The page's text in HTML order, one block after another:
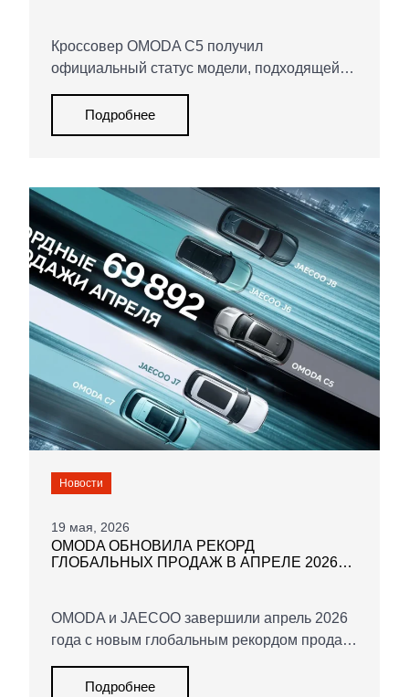
Кроссовер OMODA C5 получил
официальный статус модели, подходящей
адаптирован к интенсивной городской
эксплуатации, а покупка через MAJOR
Подробнее
Новости
19 мая, 2026
OMODA ОБНОВИЛА РЕКОРД
ГЛОБАЛЬНЫХ ПРОДАЖ В АПРЕЛЕ 2026
OMODA и JAECOO завершили апрель 2026
года с новым глобальным рекордом продаж.
кроссовер OMODA C5, а дополнительный
Подробнее